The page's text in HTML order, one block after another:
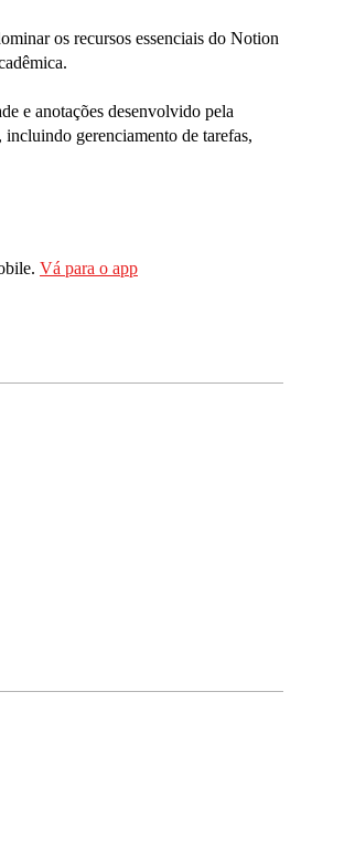
os recursos essenciais do Notion
e anotações desenvolvido pela
gerenciamento de tarefas,
Vá para o app